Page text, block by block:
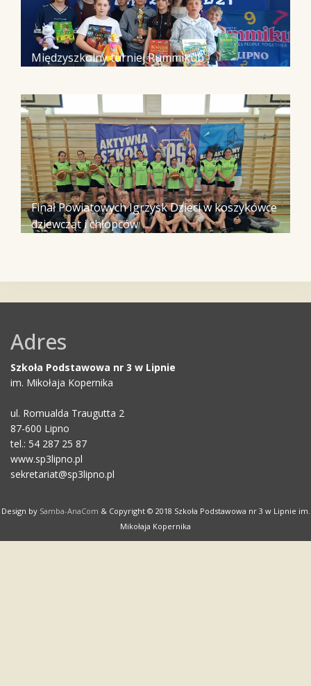
Międzyszkolny turniej Rummikub
Finał Powiatowych Igrzysk Dzieci w koszykówce
dziewcząt i chłopców
Adres
Szkoła Podstawowa nr 3 w Lipnie
im. Mikołaja Kopernika
ul. Romualda Traugutta 2
87-600 Lipno
tel.: 54 287 25 87
www.sp3lipno.pl
sekretariat@sp3lipno.pl
Design by Samba-AnaCom & Copyright © 2018 Szkoła Podstawowa nr 3 w Lipnie im.
Mikołaja Kopernika